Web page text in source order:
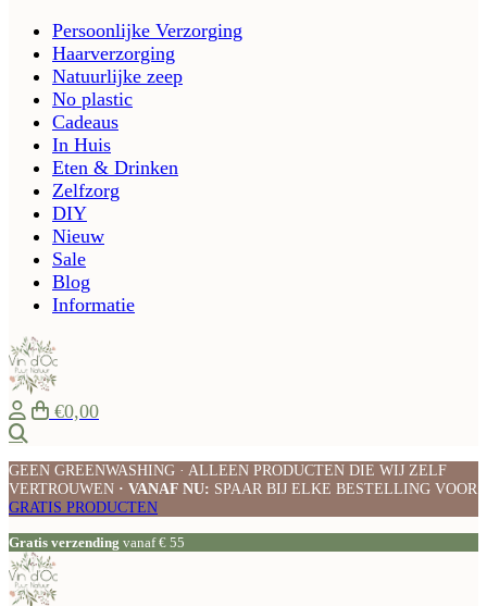
Persoonlijke Verzorging
Haarverzorging
Natuurlijke zeep
No plastic
Cadeaus
In Huis
Eten & Drinken
Zelfzorg
DIY
Nieuw
Sale
Blog
Informatie
€0,00
GEEN GREENWASHING · ALLEEN PRODUCTEN DIE WIJ ZELF
VERTROUWEN · VANAF NU: SPAAR BIJ ELKE BESTELLING VOOR
GRATIS PRODUCTEN
Gratis verzending vanaf € 55